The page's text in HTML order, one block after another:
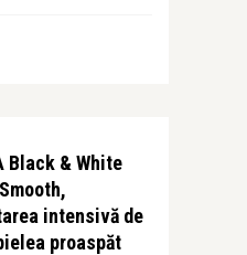
Black & White
intensivă de
proaspăt